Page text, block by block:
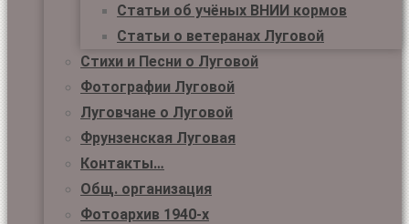
Статьи об учёных ВНИИ кормов
Статьи о ветеранах Луговой
Стихи и Песни о Луговой
Фотографии Луговой
Луговчане о Луговой
Фрунзенская Луговая
Контакты…
Общ. организация
Фотоархив 1940-х